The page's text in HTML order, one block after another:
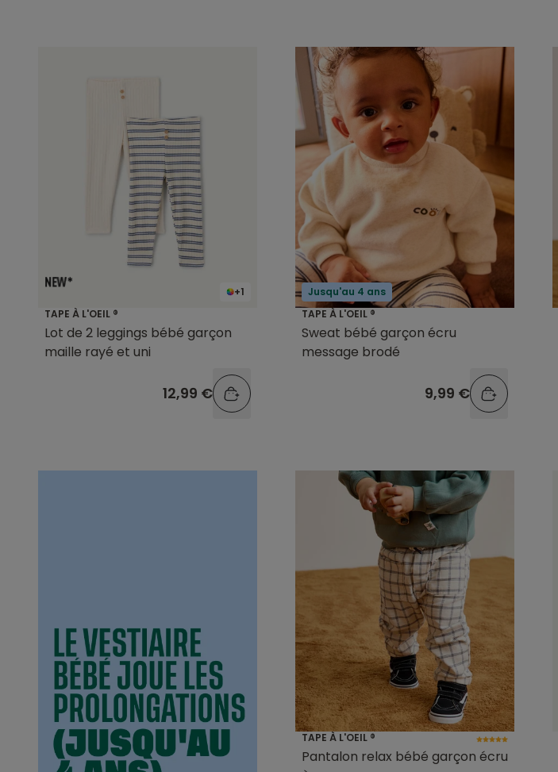
+1
TAPE À L'OEIL ®
Lot de 2 leggings bébé garçon
maille rayé et uni
12,99 €
Jusqu'au 4 ans
TAPE À L'OEIL ®
Sweat bébé garçon écru
message brodé
9,99 €
TAPE À L'OEIL ®
Pantalon relax bébé garçon écru